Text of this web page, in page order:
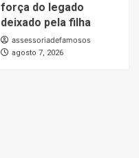
força do legado
deixado pela filha
assessoriadefamosos
agosto 7, 2026